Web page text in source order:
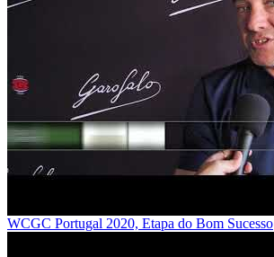
WCGC Portugal 2020, Etapa do Bom Sucesso